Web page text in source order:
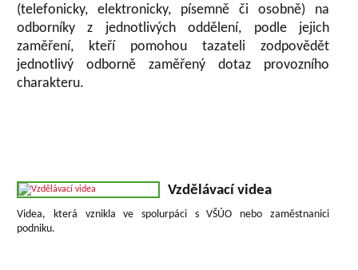
(telefonicky, elektronicky, písemně či osobně) na
odborníky z jednotlivých oddělení, podle jejich
zaměření, kteří pomohou tazateli zodpovědět
jednotlivý odborně zaměřený dotaz provozního
charakteru.
Vzdělávací videa
Videa, která vznikla ve spolurpáci s VŠÚO nebo zaměstnanici
podniku.